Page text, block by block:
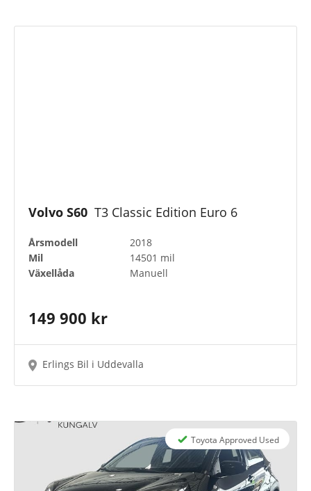
Volvo S60 T3 Classic Edition Euro 6
Årsmodell
2018
Mil
14501 mil
Växellåda
Manuell
149 900 kr
Erlings Bil i Uddevalla
Toyota Approved Used